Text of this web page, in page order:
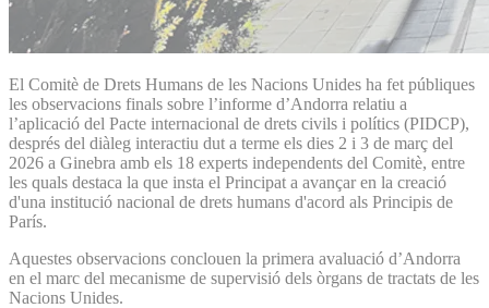
El Comitè de Drets Humans de les Nacions Unides ha fet públiques
les observacions finals sobre l’informe d’Andorra relatiu a
l’aplicació del Pacte internacional de drets civils i polítics (PIDCP),
després del diàleg interactiu dut a terme els dies 2 i 3 de març del
2026 a Ginebra amb els 18 experts independents del Comitè, entre
les quals destaca la que insta el Principat a avançar en la creació
d'una institució nacional de drets humans d'acord als Principis de
París.
Aquestes observacions conclouen la primera avaluació d’Andorra
en el marc del mecanisme de supervisió dels òrgans de tractats de les
Nacions Unides.